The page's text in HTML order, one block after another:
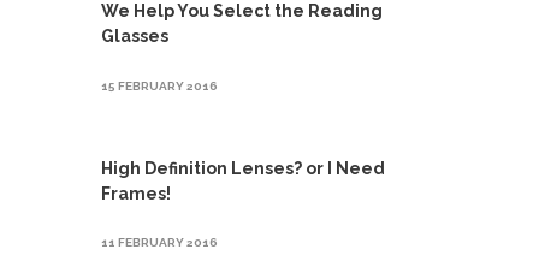
We Help You Select the Reading
Glasses
15 FEBRUARY 2016
High Definition Lenses? or I Need
Frames!
11 FEBRUARY 2016